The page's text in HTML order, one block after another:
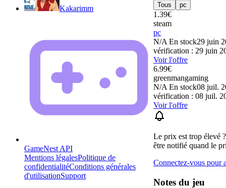
Kakarimm
GameNest API
Mentions légalesPolitique de
confidentialitéConditions générales
d'utilisationSupport
Tous pc
1.39€
steam
pc
N/A En stock29 juin
vérification : 29 juin
Voir l'offre
6.99€
greenmangaming
N/A En stock08 juil.
vérification : 08 juil.
Voir l'offre
Le prix est trop élevé
être notifié quand le
Connectez-vous pour
Notes du jeu